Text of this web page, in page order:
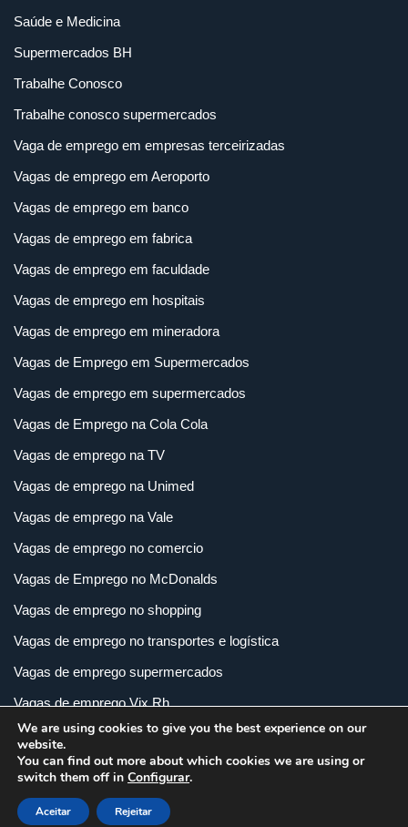
Saúde e Medicina
Supermercados BH
Trabalhe Conosco
Trabalhe conosco supermercados
Vaga de emprego em empresas terceirizadas
Vagas de emprego em Aeroporto
Vagas de emprego em banco
Vagas de emprego em fabrica
Vagas de emprego em faculdade
Vagas de emprego em hospitais
Vagas de emprego em mineradora
Vagas de Emprego em Supermercados
Vagas de emprego em supermercados
Vagas de Emprego na Cola Cola
Vagas de emprego na TV
Vagas de emprego na Unimed
Vagas de emprego na Vale
Vagas de emprego no comercio
Vagas de Emprego no McDonalds
Vagas de emprego no shopping
Vagas de emprego no transportes e logística
Vagas de emprego supermercados
Vagas de emprego Vix Rh
Vagas de empregos em imobiliária
Vagas de empregos em loja
Vagas de empregos na indústria
We are using cookies to give you the best experience on our
website.
You can find out more about which cookies we are using or
switch them off in Configurar.
Aceitar Rejeitar